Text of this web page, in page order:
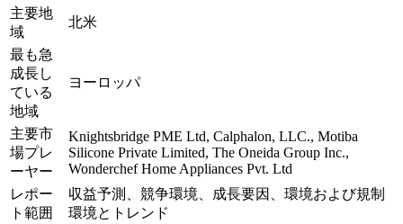
主要地
域
北米
最も急
成長し
ている
地域
ヨーロッパ
主要市
場プレ
ーヤー
Knightsbridge PME Ltd, Calphalon, LLC., Motiba
Silicone Private Limited, The Oneida Group Inc.,
Wonderchef Home Appliances Pvt. Ltd
レポー
ト範囲
収益予測、競争環境、成長要因、環境および規制
環境とトレンド